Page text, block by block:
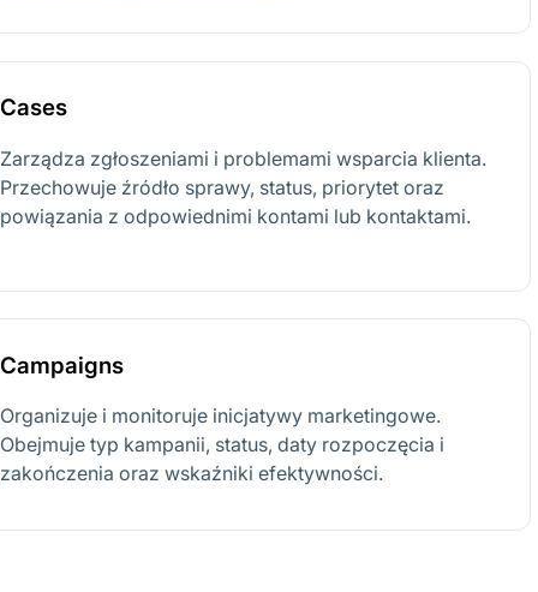
Cases
Zarządza zgłoszeniami i problemami wsparcia klienta.
Przechowuje źródło sprawy, status, priorytet oraz
powiązania z odpowiednimi kontami lub kontaktami.
Campaigns
Organizuje i monitoruje inicjatywy marketingowe.
Obejmuje typ kampanii, status, daty rozpoczęcia i
zakończenia oraz wskaźniki efektywności.